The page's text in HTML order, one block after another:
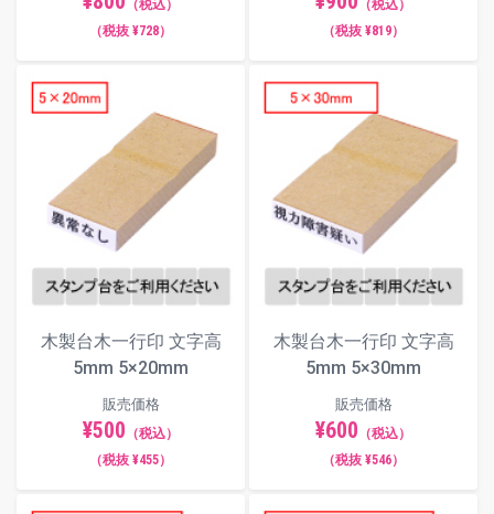
（税込）
（税抜 ¥728）
（税込）
（税抜 ¥819）
木製台木一行印 文字高
5mm 5×20mm
販売価格
¥500 （税込）
（税抜 ¥455）
木製台木一行印 文字高
5mm 5×30mm
販売価格
¥600 （税込）
（税抜 ¥546）